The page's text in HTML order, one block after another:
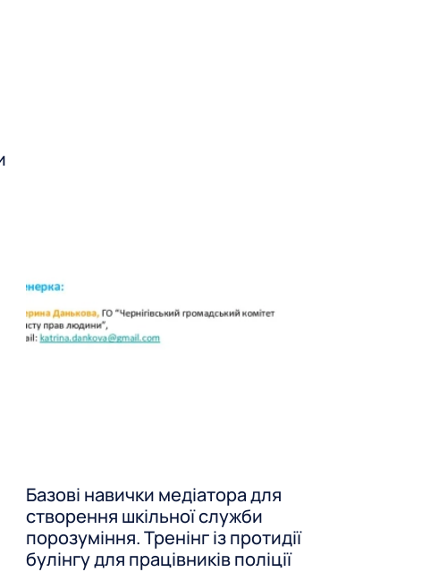
Базові навички медіатора для
створення шкільної служби
порозуміння. Тренінг із протидії
булінгу для працівників поліції